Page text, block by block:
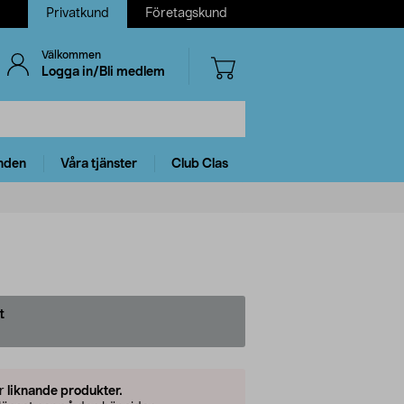
Privatkund Företagskund
Välkommen
Logga in/Bli medlem
Våra tjänster Club Clas
liknande produkter.